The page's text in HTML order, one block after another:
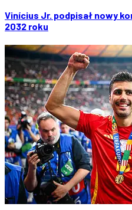
Vinícius Jr. podpisał nowy
2032 roku